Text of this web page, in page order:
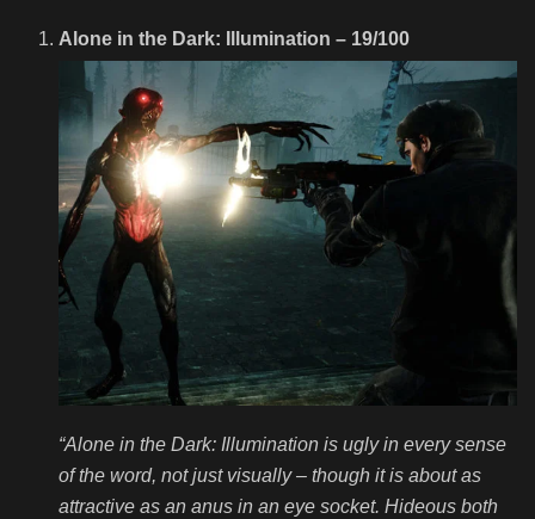
Alone in the Dark: Illumination – 19/100
“Alone in the Dark: Illumination is ugly in every sense
of the word, not just visually – though it is about as
attractive as an anus in an eye socket. Hideous both